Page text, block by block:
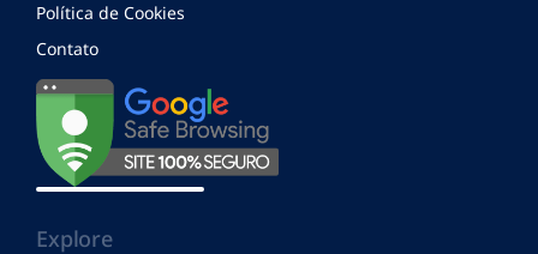
Política de Cookies
Contato
Explore